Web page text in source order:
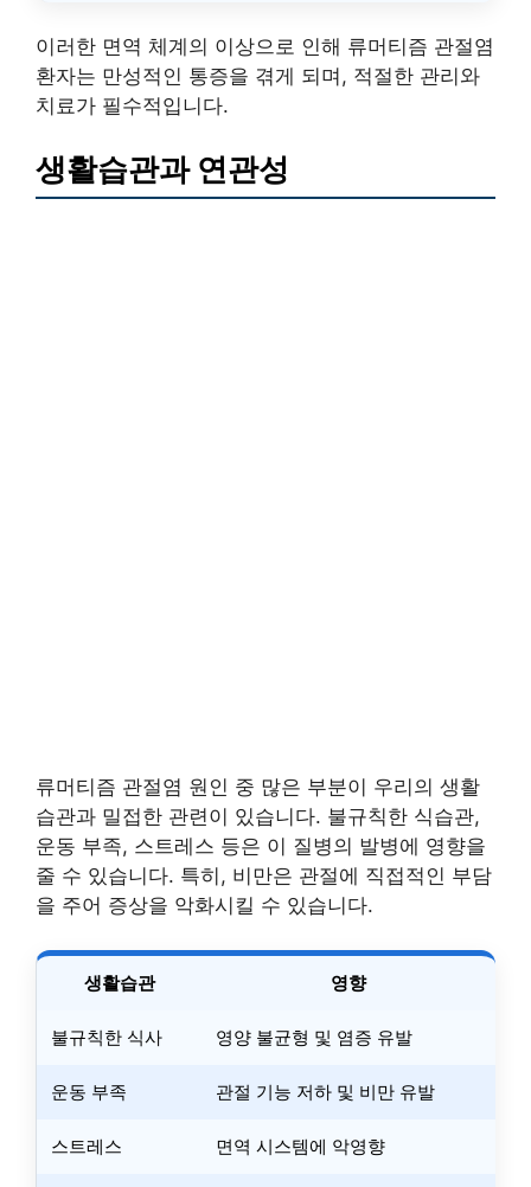
이러한 면역 체계의 이상으로 인해 류머티즘 관절염
환자는 만성적인 통증을 겪게 되며, 적절한 관리와
치료가 필수적입니다.
생활습관과 연관성
류머티즘 관절염 원인 중 많은 부분이 우리의 생활
습관과 밀접한 관련이 있습니다. 불규칙한 식습관,
운동 부족, 스트레스 등은 이 질병의 발병에 영향을
줄 수 있습니다. 특히, 비만은 관절에 직접적인 부담
을 주어 증상을 악화시킬 수 있습니다.
생활습관 영향
불규칙한 식사 영양 불균형 및 염증 유발
운동 부족 관절 기능 저하 및 비만 유발
스트레스 면역 시스템에 악영향